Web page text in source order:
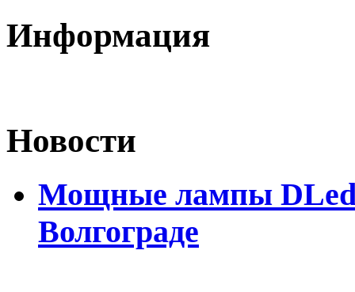
Информация
Новости
Мощные лампы DLed
Волгограде